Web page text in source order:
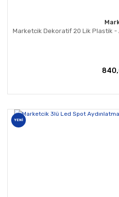
Marketcik Dekoratif 20 Lik Plastik -
YENİ